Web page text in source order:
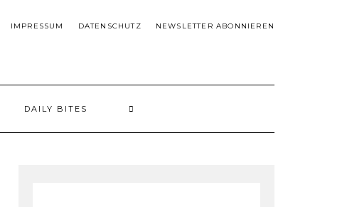
IMPRESSUM DATENSCHUTZ NEWSLETTER ABONNIEREN
DAILY BITES